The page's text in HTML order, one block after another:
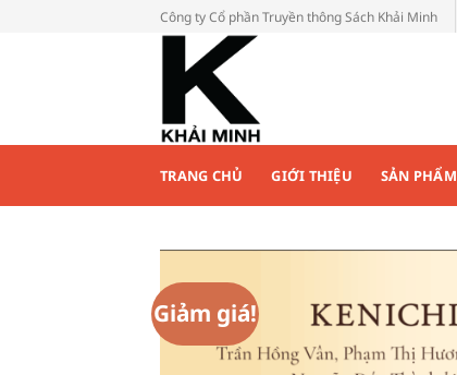
Công ty Cổ phần Truyền thông Sách Khải Minh
TRANG CHỦ GIỚI THIỆU SẢN PHẨM
Giảm giá!